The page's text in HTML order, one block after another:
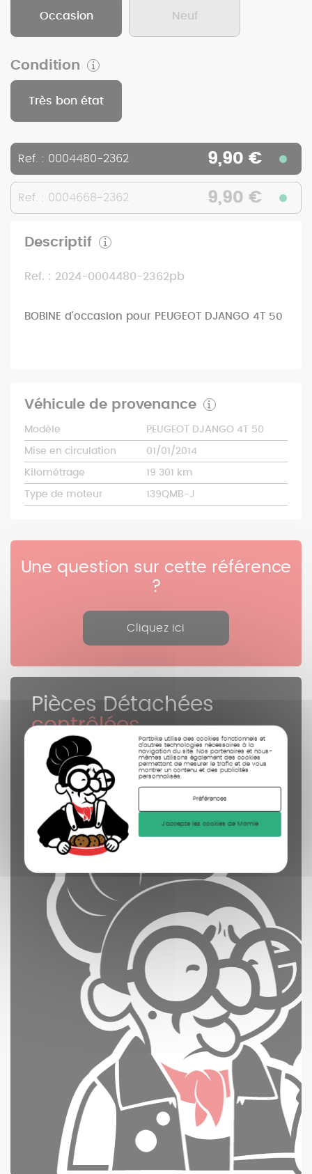
Partbike utilise des cookies fonctionnels et
d’autres technologies nécessaires à la
navigation du site. Nos partenaires et nous-
mêmes utilisons également des cookies
permettant de mesurer le trafic et de vous
montrer un contenu et des publicités
personnalisés.
Préférences
J'accepte les cookies de Mamie
Occasion Neuf
Condition
Très bon état
Ref. : 0004480-2362 9,90 €
Ref. : 0004668-2362 9,90 €
Descriptif
Ref. : 2024-0004480-2362pb
BOBINE d'occasion pour PEUGEOT DJANGO 4T 50
Véhicule de provenance
Modèle PEUGEOT DJANGO 4T 50
Mise en circulation 01/01/2014
Kilométrage 19 301 km
Type de moteur 139QMB-J
Une question sur cette référence
?
Cliquez ici
Pièces Détachées
contrôlées
nettoyées
photographiées